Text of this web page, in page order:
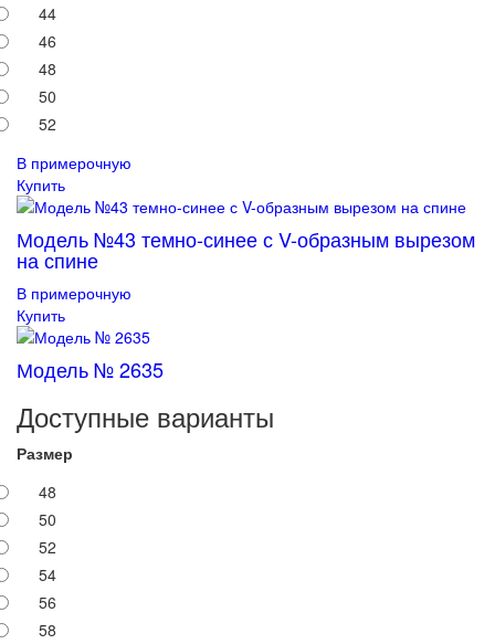
44
46
48
50
52
В примерочную
Купить
Модель №43 темно-синее с V-образным вырезом
на спине
В примерочную
Купить
Модель № 2635
Доступные варианты
Размер
48
50
52
54
56
58